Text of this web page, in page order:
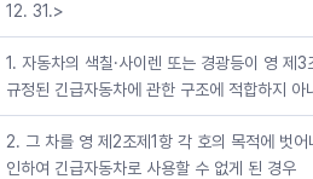
12. 31.>
1. 자동차의 색칠·사이렌 또는 경광등이 영 제
규정된 긴급자동차에 관한 구조에 적합하지 아
2. 그 차를 영 제2조제1항 각 호의 목적에 벗
인하여 긴급자동차로 사용할 수 없게 된 경우